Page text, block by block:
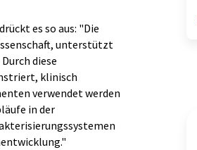
es so aus: "Die
unterstützt
diese
klinisch
verwendet werden
in der